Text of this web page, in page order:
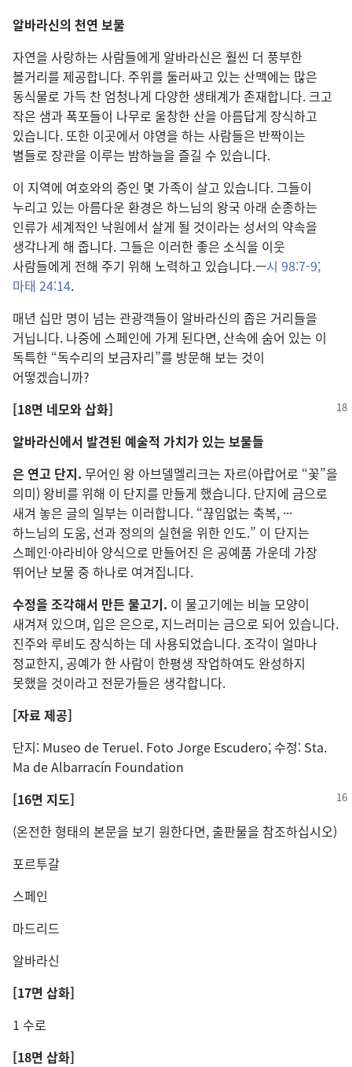
알바라신의 천연 보물
자연을 사랑하는 사람들에게 알바라신은 훨씬 더 풍부한
볼거리를 제공합니다. 주위를 둘러싸고 있는 산맥에는 많은
동식물로 가득 찬 엄청나게 다양한 생태계가 존재합니다. 크고
작은 샘과 폭포들이 나무로 울창한 산을 아름답게 장식하고
있습니다. 또한 이곳에서 야영을 하는 사람들은 반짝이는
별들로 장관을 이루는 밤하늘을 즐길 수 있습니다.
이 지역에 여호와의 증인 몇 가족이 살고 있습니다. 그들이
누리고 있는 아름다운 환경은 하느님의 왕국 아래 순종하는
인류가 세계적인 낙원에서 살게 될 것이라는 성서의 약속을
생각나게 해 줍니다. 그들은 이러한 좋은 소식을 이웃
사람들에게 전해 주기 위해 노력하고 있습니다.—시 98:7-9;
마태 24:14.
매년 십만 명이 넘는 관광객들이 알바라신의 좁은 거리들을
거닙니다. 나중에 스페인에 가게 된다면, 산속에 숨어 있는 이
독특한 “독수리의 보금자리”를 방문해 보는 것이
어떻겠습니까?
[18면 네모와 삽화]
알바라신에서 발견된 예술적 가치가 있는 보물들
은 연고 단지. 무어인 왕 아브델멜리크는 자르(아랍어로 “꽃”을
의미) 왕비를 위해 이 단지를 만들게 했습니다. 단지에 금으로
새겨 놓은 글의 일부는 이러합니다. “끊임없는 축복, ···
하느님의 도움, 선과 정의의 실현을 위한 인도.” 이 단지는
스페인·아라비아 양식으로 만들어진 은 공예품 가운데 가장
뛰어난 보물 중 하나로 여겨집니다.
수정을 조각해서 만든 물고기. 이 물고기에는 비늘 모양이
새겨져 있으며, 입은 은으로, 지느러미는 금으로 되어 있습니다.
진주와 루비도 장식하는 데 사용되었습니다. 조각이 얼마나
정교한지, 공예가 한 사람이 한평생 작업하여도 완성하지
못했을 것이라고 전문가들은 생각합니다.
[자료 제공]
단지: Museo de Teruel. Foto Jorge Escudero; 수정: Sta.
Ma de Albarracín Foundation
[16면 지도]
(온전한 형태의 본문을 보기 원한다면, 출판물을 참조하십시오)
포르투갈
스페인
마드리드
알바라신
[17면 삽화]
1 수로
[18면 삽화]